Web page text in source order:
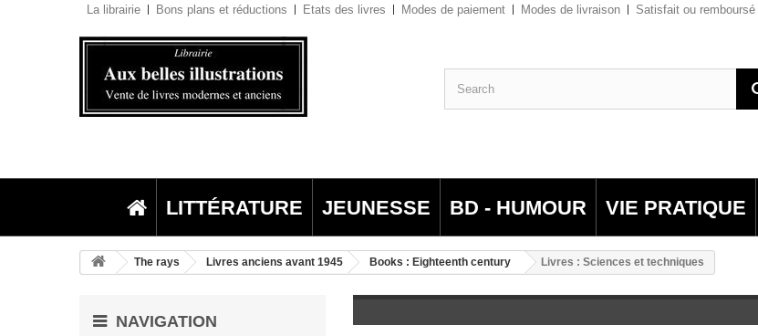
La librairie Bons plans et réductions Etats des livres Modes de paiement Modes de livraison Satisfait ou remboursé
LITTÉRATURE JEUNESSE BD - HUMOUR VIE PRATIQUE
The rays Livres anciens avant 1945 Books : Eighteenth century Livres : Sciences et techniques
NAVIGATION